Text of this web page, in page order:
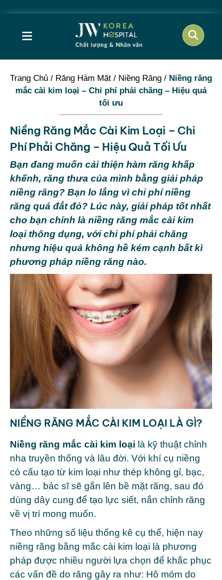
≡
Trang Chủ / Răng Hàm Mặt / Niềng Răng / Niềng răng
mắc cài kim loại – Chi phí phải chăng – Hiệu quả
tối ưu
Niềng Răng Mắc Cài Kim Loại – Chi
Phí Phải Chăng – Hiệu Quả Tối Ưu
Bạn đang muốn cải thiện hàm răng khấp
khểnh, răng thưa của mình bằng giải pháp
niềng răng? Bạn lo lắng vì chi phí niềng
răng quá đắt đỏ? Lúc này, giải pháp tốt nhất
cho bạn chính là niềng răng mắc cài kim
loại thông dụng, với chi phí phải chăng
nhưng hiệu quả không hề kém cạnh bất kì
phương pháp niềng răng nào.
NIỀNG RĂNG MẮC CÀI KIM LOẠI LÀ GÌ?
Niềng răng mắc cài kim loại là kỹ thuật chỉnh
nha truyền thống và lâu đời. Với khí cụ niềng
có cấu tạo từ kim loại như thép không gỉ, bạc,
vàng… bác sĩ sẽ gắn lên bề mặt răng, sau đó
dùng dây cung để tạo lực siết, nắn chỉnh răng
về vị trí mong muốn.
Theo những số liệu thống kê cụ thể, hiện nay
niềng răng bằng mắc cài kim loại là phương
pháp được nhiều người lựa chọn để khắc phục
các vấn đề do răng gây ra như: Hô móm do